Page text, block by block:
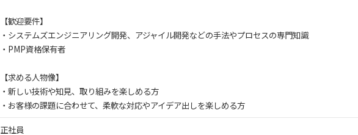
【歓迎要件】
・システムズエンジニアリング開発、アジャイル開発などの手法やプロセスの専門知識
・PMP資格保有者
【求める人物像】
・新しい技術や知見、取り組みを楽しめる方
・お客様の課題に合わせて、柔軟な対応やアイデア出しを楽しめる方
正社員